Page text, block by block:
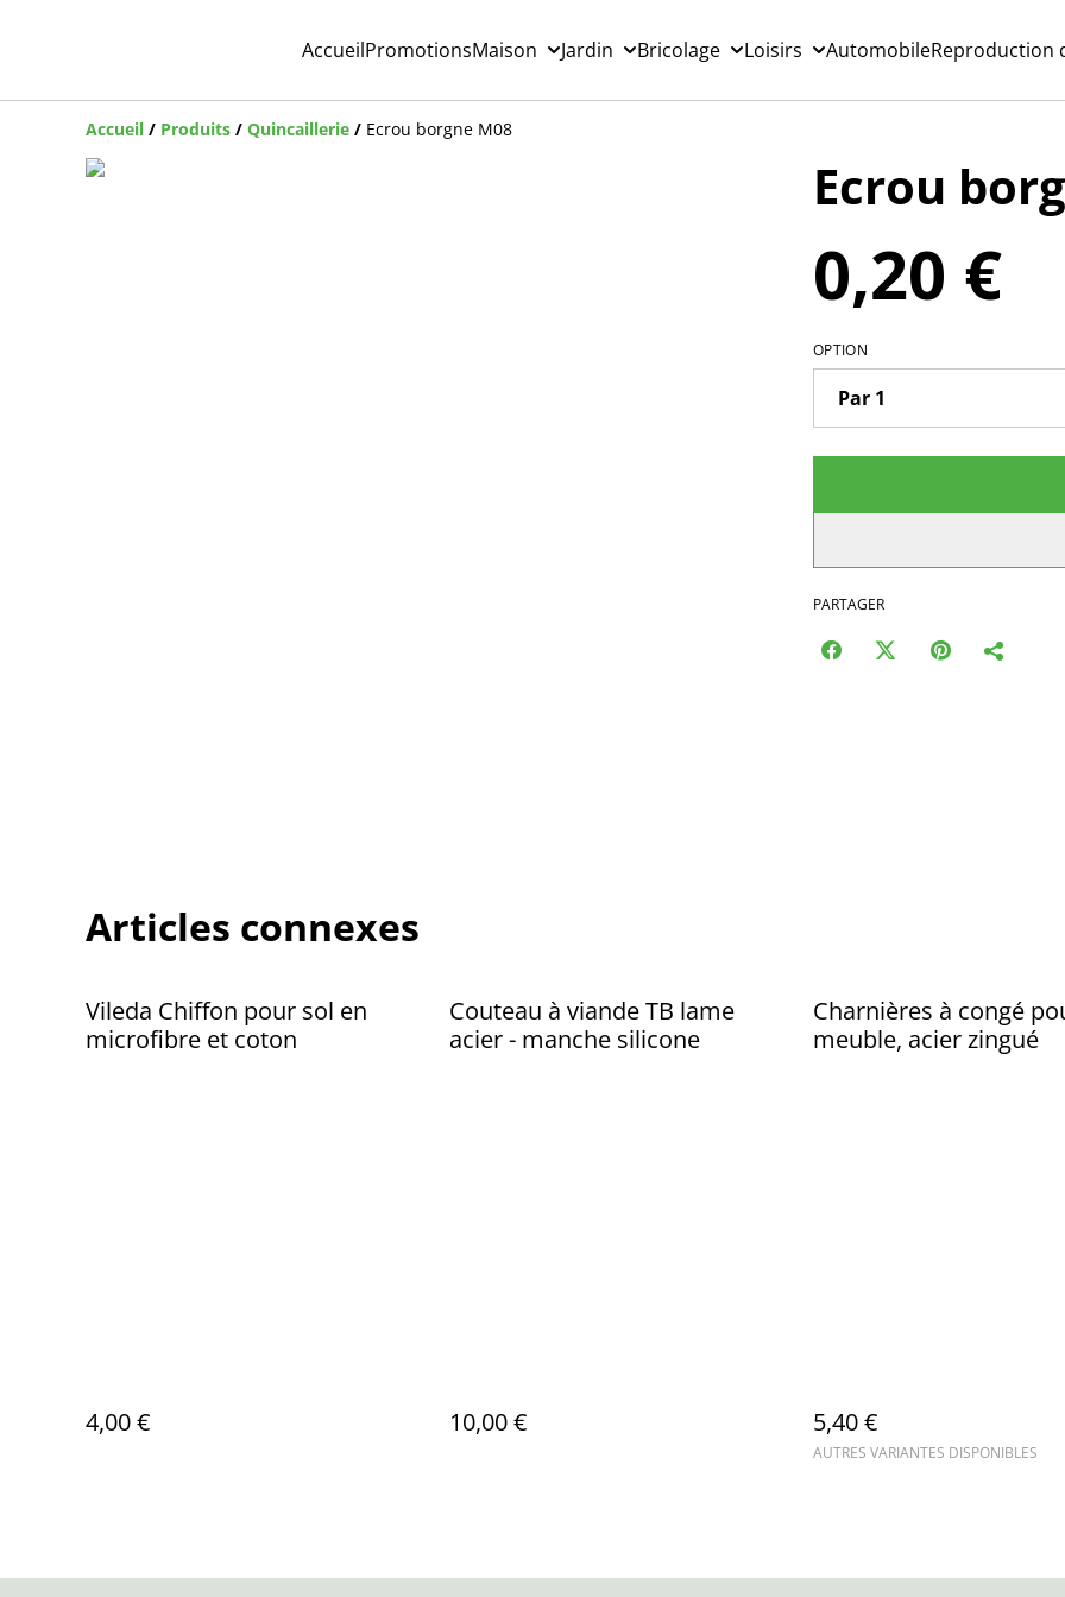
AccueilPromotionsMaison Jardin Bricolage Loisirs AutomobileReproduction
Accueil / Produits / Quincaillerie / Ecrou borgne M08
Ecrou
0,20 €
OPTION
PARTAGER
Articles connexes
Vileda Chiffon pour sol en
microfibre et coton
4,00 €
Couteau à viande TB lame
acier - manche silicone
10,00 €
Charnières à congé
meuble, acier zingué
5,40 €
AUTRES VARIANTES DISPONIBLES